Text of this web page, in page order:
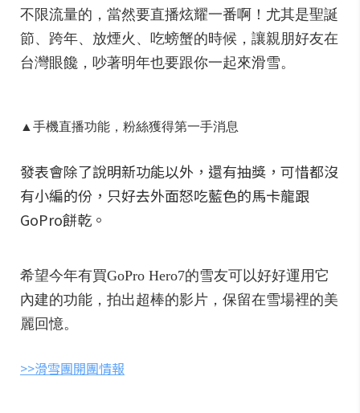
不限流量的，當然要直播炫耀一番啊！尤其是聖誕
節、跨年、放煙火、吃螃蟹的時候，讓親朋好友在
台灣眼饞，吵著明年也要跟你一起來滑雪。
▲手機直播功能，粉絲獲得第一手消息
發表會除了說明新功能以外，還有抽獎，可惜都沒
有小編的份，只好去外面怒吃藍色的馬卡龍跟
GoPro餅乾。
希望今年有買GoPro Hero7的雪友可以好好運用它
內建的功能，拍出超棒的影片，保留在雪場裡的美
麗回憶。
>>滑雪團開團情報